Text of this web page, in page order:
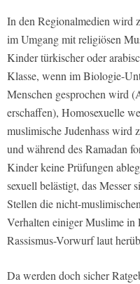
In den Regionalmedien wird
im Umgang mit religiösen
Kinder türkischer oder
Klasse, wenn im Biologie-
Menschen gesprochen wird
erschaffen), Homosexuelle
muslimische Judenhass wird
und während des Ramadan
Kinder keine Prüfungen
sexuell belästigt, das Messer
Stellen die nicht-
Verhalten einiger Muslime in
Rassismus-Vorwurf laut
Da werden doch sicher